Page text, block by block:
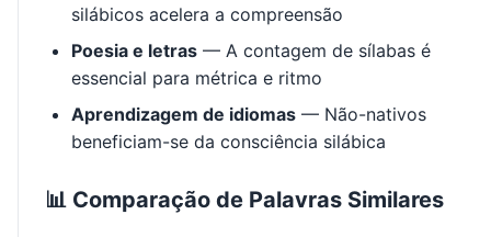
silábicos acelera a compreensão
Poesia e letras — A contagem de sílabas é
essencial para métrica e ritmo
Aprendizagem de idiomas — Não-nativos
beneficiam-se da consciência silábica
📊 Comparação de Palavras Similares